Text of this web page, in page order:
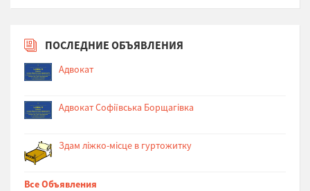
ПОСЛЕДНИЕ ОБЪЯВЛЕНИЯ
Адвокат
Адвокат Софіївська Борщагівка
Здам ліжко-місце в гуртожитку
Все Объявления